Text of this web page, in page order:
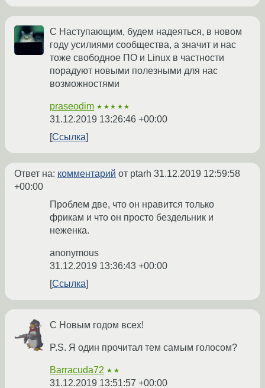
С Наступающим, будем надеяться, в новом
году усилиями сообщества, а значит и нас
тоже свободное ПО и Linux в частности
порадуют новыми полезными для нас
возможностями
praseodim ★★★★★
31.12.2019 13:26:46 +00:00
Ссылка
Ответ на: комментарий от ptarh 31.12.2019 12:59:58
+00:00
Проблем две, что он нравится только
фрикам и что он просто бездельник и
неженка.
anonymous
31.12.2019 13:36:43 +00:00
Ссылка
С Новым годом всех!
P.S. Я один прочитал тем самым голосом?
Barracuda72 ★★
31.12.2019 13:51:57 +00:00